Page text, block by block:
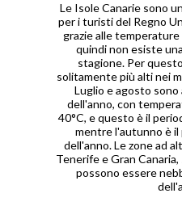
Le Isole Canarie sono
per i turisti del Regno
grazie alle temperature
quindi non esiste
stagione. Per
solitamente più alti nei
Luglio e agosto sono
dell'anno, con
40°C, e questo è il
mentre l'autunno è
dell'anno. Le zone ad
Tenerife e Gran
possono essere